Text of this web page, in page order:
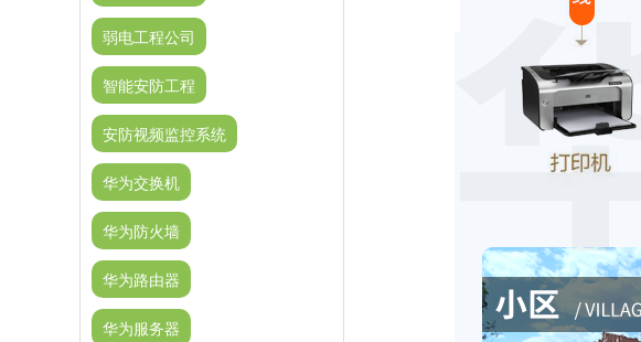
弱电工程公司
智能安防工程
安防视频监控系统
华为交换机
华为防火墙
华为路由器
华为服务器